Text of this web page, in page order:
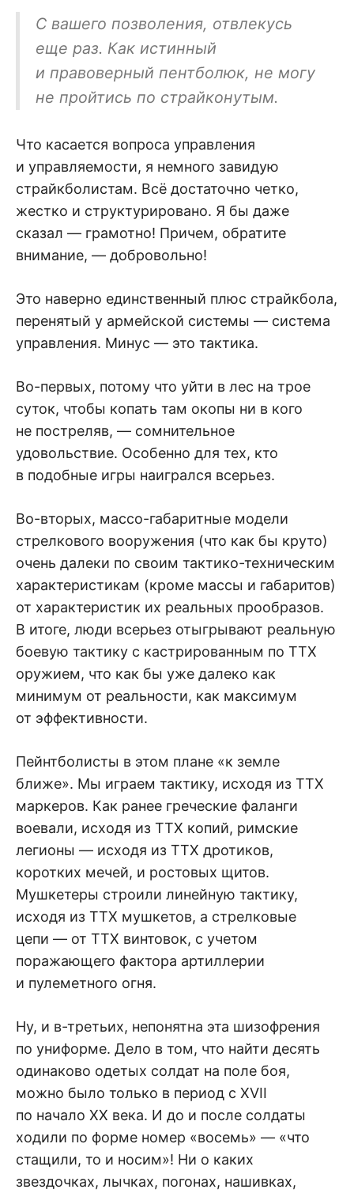
С вашего позволения, отвлекусь
еще раз. Как истинный
и правоверный пентболюк, не могу
не пройтись по страйконутым.
Что касается вопроса управления
и управляемости, я немного завидую
страйкболистам. Всё достаточно четко,
жестко и структурировано. Я бы даже
сказал — грамотно! Причем, обратите
внимание, — добровольно!
Это наверно единственный плюс страйкбола,
перенятый у армейской системы — система
управления. Минус — это тактика.
Во-первых, потому что уйти в лес на трое
суток, чтобы копать там окопы ни в кого
не постреляв, — сомнительное
удовольствие. Особенно для тех, кто
в подобные игры наигрался всерьез.
Во-вторых, массо-габаритные модели
стрелкового вооружения (что как бы круто)
очень далеки по своим тактико-техническим
характеристикам (кроме массы и габаритов)
от характеристик их реальных прообразов.
В итоге, люди всерьез отыгрывают реальную
боевую тактику с кастрированным по ТТХ
оружием, что как бы уже далеко как
минимум от реальности, как максимум
от эффективности.
Пейнтболисты в этом плане «к земле
ближе». Мы играем тактику, исходя из ТТХ
маркеров. Как ранее греческие фаланги
воевали, исходя из ТТХ копий, римские
легионы — исходя из ТТХ дротиков,
коротких мечей, и ростовых щитов.
Мушкетеры строили линейную тактику,
исходя из ТТХ мушкетов, а стрелковые
цепи — от ТТХ винтовок, с учетом
поражающего фактора артиллерии
и пулеметного огня.
Ну, и в-третьих, непонятна эта шизофрения
по униформе. Дело в том, что найти десять
одинаково одетых солдат на поле боя,
можно было только в период с XVII
по начало XX века. И до и после солдаты
ходили по форме номер «восемь» — «что
стащили, то и носим»! Ни о каких
звездочках, лычках, погонах, нашивках,